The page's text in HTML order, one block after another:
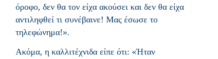
όροφο, δεν θα τον είχα ακούσει και δεν θα είχα
αντιληφθεί τι συνέβαινε! Μας έσωσε το
τηλεφώνημα!».
Ακόμα, η καλλιτέχνιδα είπε ότι: «Ήταν